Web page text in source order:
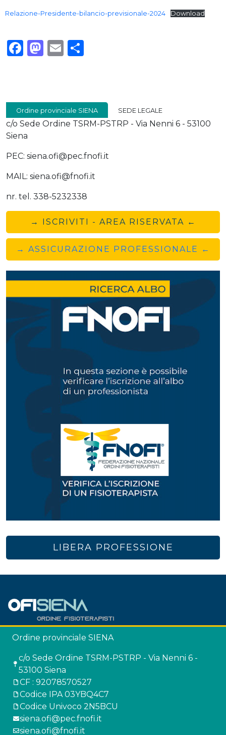
Relazione-Presidente-bilancio-previsionale-2024 Download
Facebook
Mastodon
Email
Ordine provinciale SIENA SEDE LEGALE
c/o Sede Ordine TSRM-PSTRP - Via Nenni 6 - 53100
Siena
PEC: siena.ofi@pec.fnofi.it
MAIL: siena.ofi@fnofi.it
nr. tel. 338-5232338
→ ISCRIVITI - AREA RISERVATA ←
→ ASSICURAZIONE PROFESSIONALE ←
LIBERA PROFESSIONE
Ordine provinciale SIENA
c/o Sede Ordine TSRM-PSTRP - Via Nenni 6 -
53100 Siena
CF : 92078570527
Codice IPA 03YBQ4C7
Codice Univoco 2N5BCU
siena.ofi@pec.fnofi.it
siena.ofi@fnofi.it